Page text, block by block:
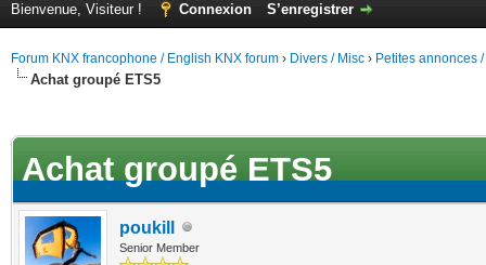
Bienvenue, Visiteur ! Connexion S’enregistrer
Forum KNX francophone / English KNX forum › Divers / Misc › Petites annonces
Achat groupé ETS5
Achat groupé ETS5
poukill
Senior Member